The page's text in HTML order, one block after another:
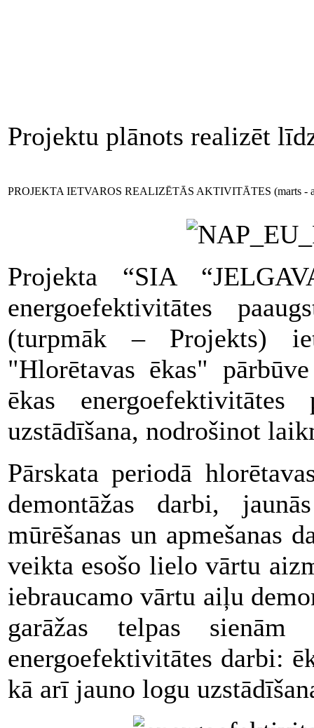
Projektu plānots realizēt
PROJEKTA IETVAROS REALIZĒTĀS AKTIVITĀTES (marts -
Projekta “SIA
energoefektivitātes
(turpmāk – Projekts)
"Hlorētavas ēkas"
ēkas energoefektivitātes
uzstādīšana, nodrošinot
Pārskata periodā
demontāžas darbi,
mūrēšanas un apmešanas
veikta esošo lielo vārtu
iebraucamo vārtu aiļu
garāžas telpas
energoefektivitātes darbi:
kā arī jauno logu